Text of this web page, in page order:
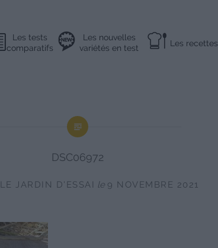
Les tests
comparatifs
Les nouvelles
variétés en test
Les recettes
DSC06972
LE JARDIN D'ESSAI le 9 NOVEMBRE 2021